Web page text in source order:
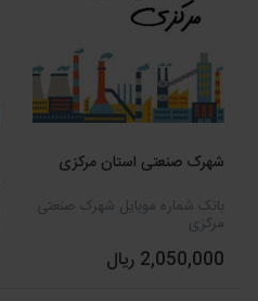
شهرک صنعتی استان مرکزی
بانک شماره موبایل شهرک صنعتی
مرکزی
2,050,000 ریال